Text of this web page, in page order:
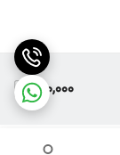
800,000